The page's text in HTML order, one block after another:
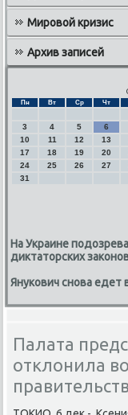
Мировой кризис
Архив записей
Пн Вт Ср Чт
3
4 5 6
10
11 12 13
17
18 19 20
24
25 26 27
31
На Украине
диктаторских
Янукович снова едет
Палата
отклонила